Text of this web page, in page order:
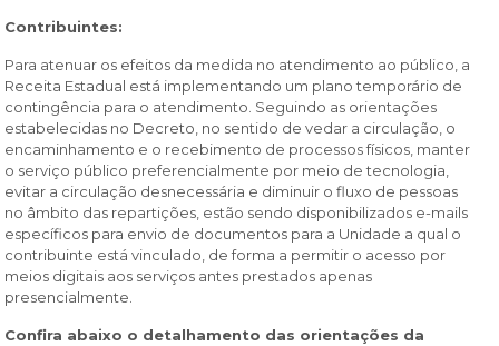
Contribuintes:
Para atenuar os efeitos da medida no atendimento ao público, a
Receita Estadual está implementando um plano temporário de
contingência para o atendimento. Seguindo as orientações
estabelecidas no Decreto, no sentido de vedar a circulação, o
encaminhamento e o recebimento de processos físicos, manter
o serviço público preferencialmente por meio de tecnologia,
evitar a circulação desnecessária e diminuir o fluxo de pessoas
no âmbito das repartições, estão sendo disponibilizados e-mails
específicos para envio de documentos para a Unidade a qual o
contribuinte está vinculado, de forma a permitir o acesso por
meios digitais aos serviços antes prestados apenas
presencialmente.
Confira abaixo o detalhamento das orientações da